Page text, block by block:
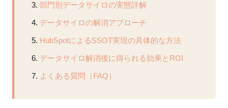
部門別データサイロの実態詳解
データサイロの解消アプローチ
HubSpotによるSSOT実現の具体的な方法
データサイロ解消後に得られる効果とROI
よくある質問（FAQ）